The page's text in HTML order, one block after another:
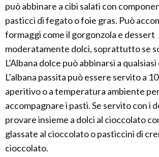
può abbinare a cibi salati con
pasticci di fegato o foie gras. Può
formaggi come il gorgonzola e dessert
moderatamente dolci, soprattutto se
L’Albana dolce può abbinarsi a
L’albana passita può essere servito a
aperitivo o a temperatura ambiente
accompagnare i pasti. Se servito con i
provare insieme a dolci al cioccolato
glassate al cioccolato o pasticcini di
cioccolato.